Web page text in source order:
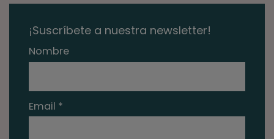
¡Suscríbete a nuestra newsletter!
Nombre
Email *